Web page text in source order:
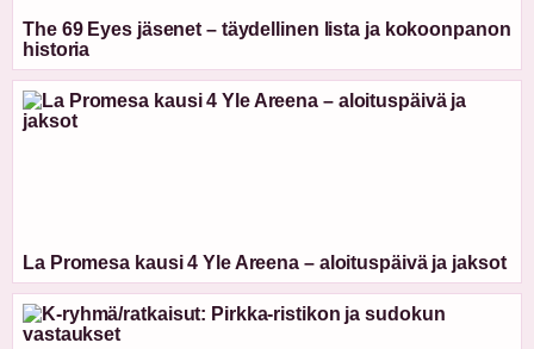
The 69 Eyes jäsenet – täydellinen lista ja kokoonpanon
historia
La Promesa kausi 4 Yle Areena – aloituspäivä ja jaksot